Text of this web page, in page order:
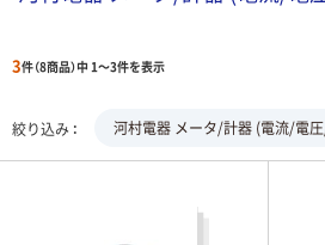
3件（8商品）中 1～3件を表示
絞り込み 河村電器 メータ/計器 (電流/電